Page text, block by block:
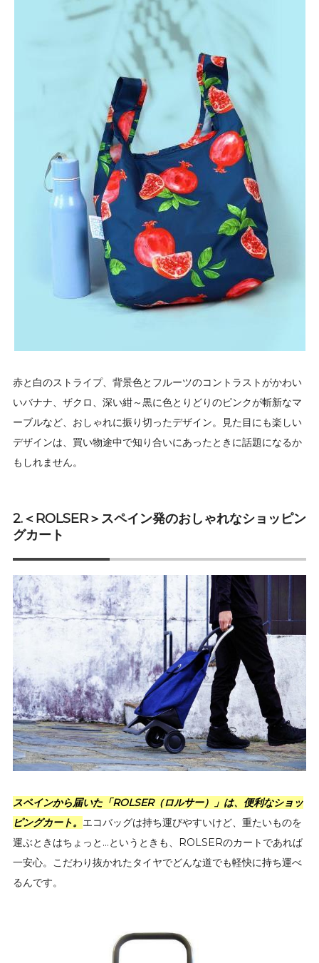
赤と白のストライプ、背景色とフルーツのコントラストがかわい
いバナナ、ザクロ、深い紺～黒に色とりどりのピンクが斬新なマ
ーブルなど、おしゃれに振り切ったデザイン。見た目にも楽しい
デザインは、買い物途中で知り合いにあったときに話題になるか
もしれません。
2.＜ROLSER＞スペイン発のおしゃれなショッピン
グカート
スペインから届いた「ROLSER（ロルサー）」は、便利なショッ
ピングカート。 エコバッグは持ち運びやすいけど、重たいものを
運ぶときはちょっと…というときも、ROLSERのカートであれば
一安心。こだわり抜かれたタイヤでどんな道でも軽快に持ち運べ
るんです。